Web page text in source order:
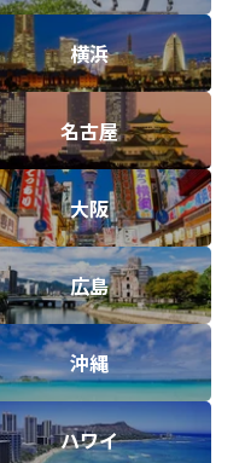
横浜
名古屋
大阪
広島
沖縄
ハワイ